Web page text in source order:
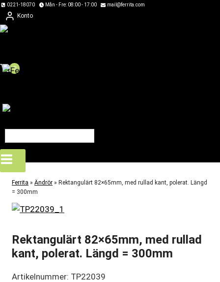
Skip
to
content
0221-18070 Mån - Fre: 08:00 - 17:00 mail@ferrita.com
Konto
0
Ferrita » Ändrör » Rektangulärt 82×65mm, med rullad kant, polerat. Längd
= 300mm
Rektangulärt 82×65mm, med rullad
kant, polerat. Längd = 300mm
Artikelnummer: TP22039